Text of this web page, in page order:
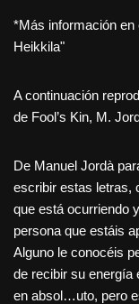
*Más información en
Heikkila"
A continuación
de Fool’s Kin, M.
De Manuel Jordà
escribir estas letras,
que está ocurriendo
persona que estáis
Alguno le conocéis
de recibir su energía
en absol…uto, pero